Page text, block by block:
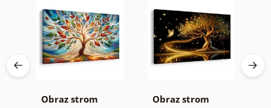
Obraz strom
Obraz strom